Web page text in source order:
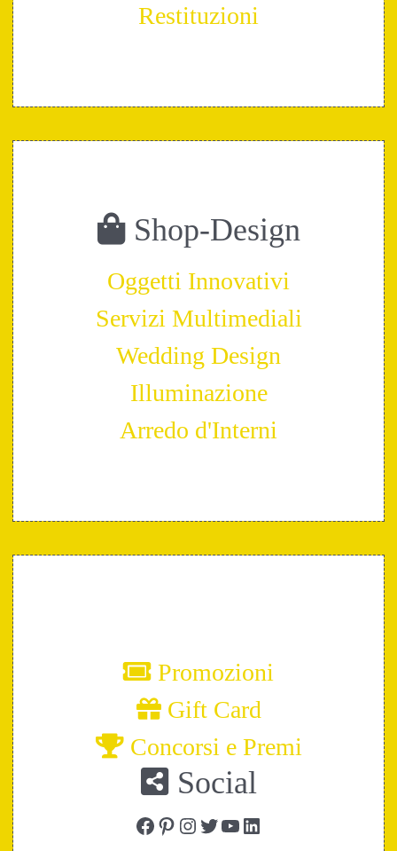
Restituzioni
Shop-Design
Oggetti Innovativi
Servizi Multimediali
Wedding Design
Illuminazione
Arredo d'Interni
Promozioni
Gift Card
Concorsi e Premi
Social
Facebook
Pinterest
Instagram
Twitter
YouTube
LinkedIn